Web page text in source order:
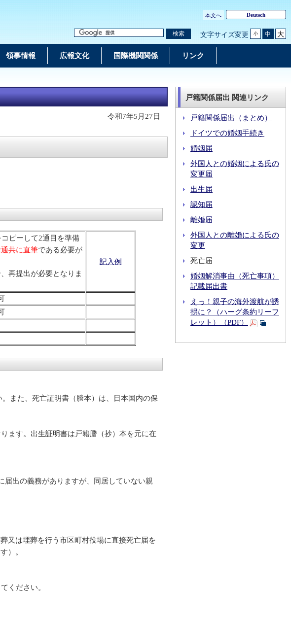
本文へ Deutsch
検索 文字サイズ変更 小 中 大
領事情報 広報文化 国際機関関係 リンク
令和7年5月27日
ピーして2通目を準備
共に直筆である必要が
再提出が必要となりま
記入例
また、死亡証明書（謄本）は、日本国内の保
ます。出生証明書は戸籍謄（抄）本を元に在
出の義務がありますが、同居していない親
又は埋葬を行う市区町村役場に直接死亡届を
）。
ください。
戸籍関係届出 関連リンク
戸籍関係届出（まとめ）
ドイツでの婚姻手続き
婚姻届
外国人との婚姻による氏の
変更届
出生届
認知届
離婚届
外国人との離婚による氏の
変更
死亡届
婚姻解消事由（死亡事項）
記載届出書
えっ！親子の海外渡航が誘
拐に？（ハーグ条約リーフ
レット）（PDF）